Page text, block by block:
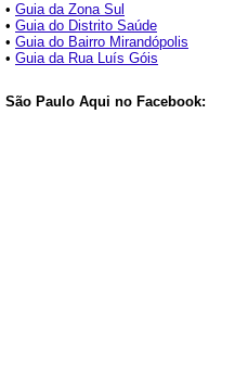
• Guia da Zona Sul
• Guia do Distrito Saúde
• Guia do Bairro Mirandópolis
• Guia da Rua Luís Góis
São Paulo Aqui no Facebook: